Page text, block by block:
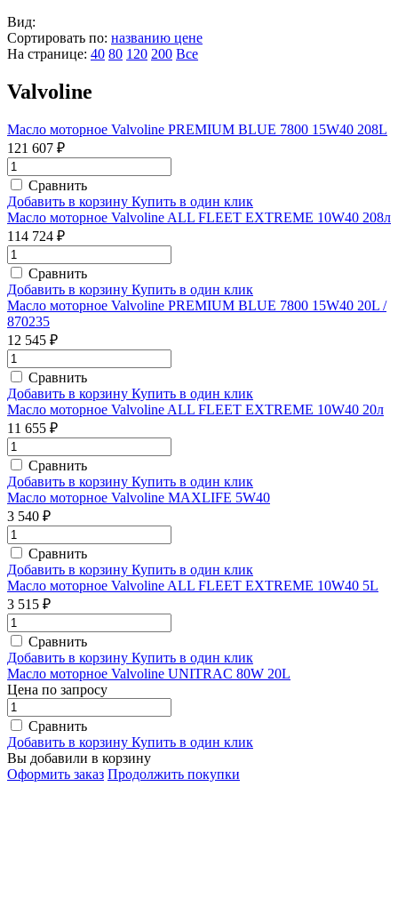
Вид:
Сортировать по: названию цене
На странице: 40 80 120 200 Все
Valvoline
Масло моторное Valvoline PREMIUM BLUE 7800 15W40 208L
121 607 ₽
Сравнить
Добавить в корзину Купить в один клик
Масло моторное Valvoline ALL FLEET EXTREME 10W40 208л
114 724 ₽
Сравнить
Добавить в корзину Купить в один клик
Масло моторное Valvoline PREMIUM BLUE 7800 15W40 20L /
870235
12 545 ₽
Сравнить
Добавить в корзину Купить в один клик
Масло моторное Valvoline ALL FLEET EXTREME 10W40 20л
11 655 ₽
Сравнить
Добавить в корзину Купить в один клик
Масло моторное Valvoline MAXLIFE 5W40
3 540 ₽
Сравнить
Добавить в корзину Купить в один клик
Масло моторное Valvoline ALL FLEET EXTREME 10W40 5L
3 515 ₽
Сравнить
Добавить в корзину Купить в один клик
Масло моторное Valvoline UNITRAC 80W 20L
Цена по запросу
Сравнить
Добавить в корзину Купить в один клик
Вы добавили в корзину
Оформить заказ Продолжить покупки